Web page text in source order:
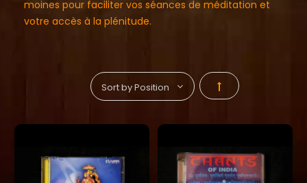
moines pour faciliter vos séances de méditation et
votre accès à la plénitude.
Par